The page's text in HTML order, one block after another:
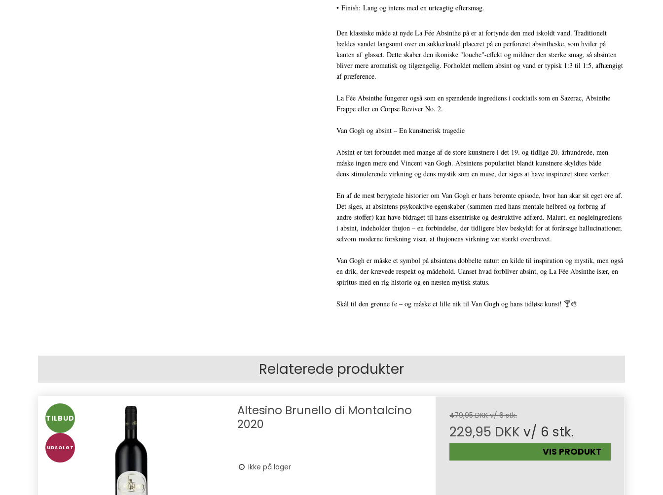
• Finish: Lang og intens med en urteagtig eftersmag.
Den klassiske måde at nyde La Fée Absinthe på er at fortynde den med iskoldt vand. Traditionelt
hældes vandet langsomt over en sukkerknald placeret på en perforeret absintheske, som hviler på
kanten af glasset. Dette skaber den ikoniske "louche"-effekt og mildner den stærke smag, så absinten
bliver mere aromatisk og tilgængelig. Forholdet mellem absint og vand er typisk 1:3 til 1:5, afhængigt
af præference.
La Fée Absinthe fungerer også som en spændende ingrediens i cocktails som en Sazerac, Absinthe
Frappe eller en Corpse Reviver No. 2.
Van Gogh og absint – En kunstnerisk tragedie
Absint er tæt forbundet med mange af de store kunstnere i det 19. og tidlige 20. århundrede, men
måske ingen mere end Vincent van Gogh. Absintens popularitet blandt kunstnere skyldtes både
dens stimulerende virkning og dens mystik som en muse, der siges at have inspireret store værker.
En af de mest berygtede historier om Van Gogh er hans berømte episode, hvor han skar sit eget øre af.
Det siges, at absintens psykoaktive egenskaber (sammen med hans mentale helbred og forbrug af
andre stoffer) kan have bidraget til hans eksentriske og destruktive adfærd. Malurt, en nøgleingrediens
i absint, indeholder thujon – en forbindelse, der tidligere blev beskyldt for at forårsage hallucinationer,
selvom moderne forskning viser, at thujonens virkning var stærkt overdrevet.
Van Gogh er måske et symbol på absintens dobbelte natur: en kilde til inspiration og mystik, men også
en drik, der krævede respekt og mådehold. Uanset hvad forbliver absint, og La Fée Absinthe især, en
spiritus med en rig historie og en næsten mytisk status.
Skål til den grønne fe – og måske et lille nik til Van Gogh og hans tidløse kunst! 🍸🎨
Relaterede produkter
TILBUD
UDSOLGT
Altesino Brunello di Montalcino
2020
Ikke på lager
479,95 DKK v/ 6 stk.
229,95 DKK v/ 6 stk.
VIS PRODUKT